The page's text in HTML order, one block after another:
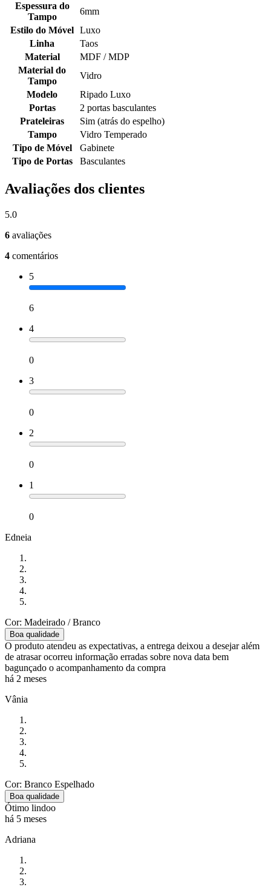
Espessura do
Tampo
6mm
Estilo do Móvel Luxo
Linha
Taos
Material
MDF / MDP
Material do
Tampo
Vidro
Modelo
Ripado Luxo
Portas
2 portas basculantes
Prateleiras
Sim (atrás do espelho)
Tampo
Vidro Temperado
Tipo de Móvel
Gabinete
Tipo de Portas
Basculantes
Avaliações dos clientes
5.0
6 avaliações
4 comentários
5
6
4
0
3
0
2
0
1
0
Edneia
Cor: Madeirado / Branco
Boa qualidade
O produto atendeu as expectativas, a entrega deixou a desejar além
de atrasar ocorreu informação erradas sobre nova data bem
bagunçado o acompanhamento da compra
há 2 meses
Vânia
Cor: Branco Espelhado
Boa qualidade
Ótimo lindoo
há 5 meses
Adriana